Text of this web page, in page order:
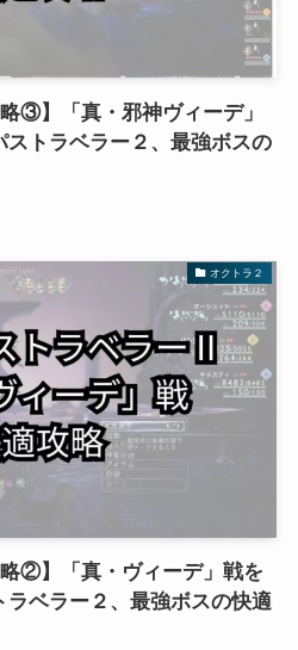
③】「真・邪神ヴィーデ」
トラベラー２、最強ボスの
オクトラ２
略②】「真・ヴィーデ」戦を
ベラー２、最強ボスの快適